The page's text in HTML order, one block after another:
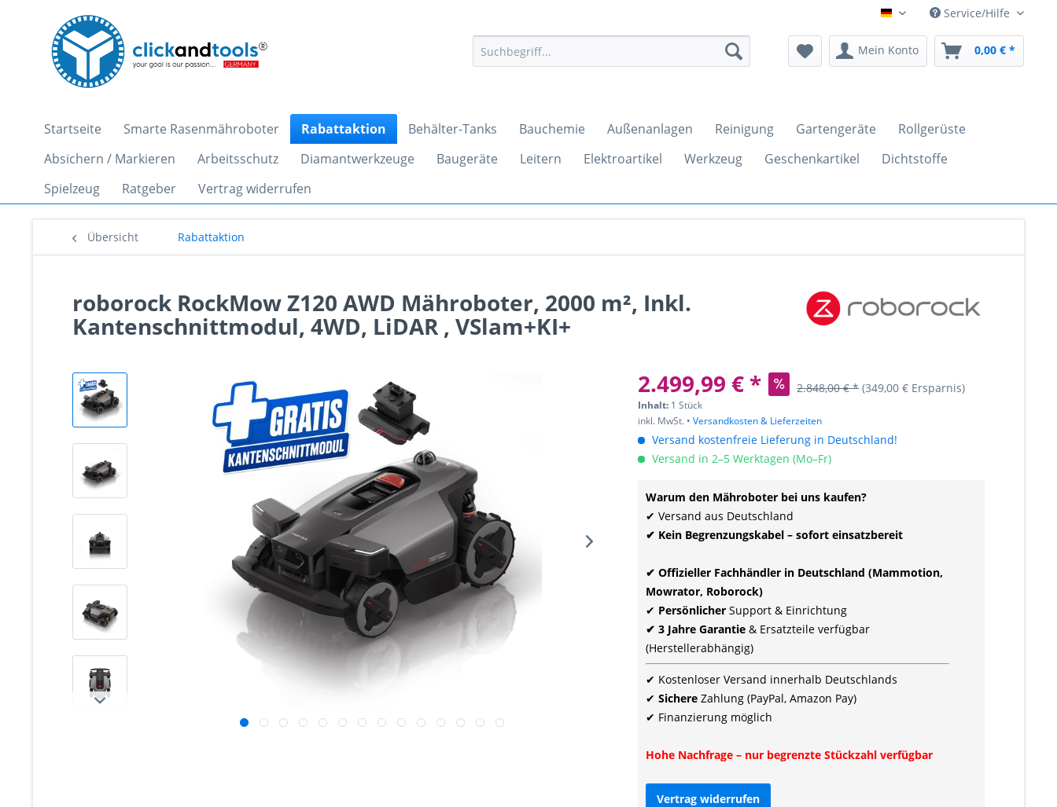
clickandtools.deService/Hilfe
Mein Konto 0,00 € *
Startseite Smarte Rasenmähroboter Rabattaktion Behälter-Tanks Bauchemie Außenanlagen Reinigung Gartengeräte
Rollgerüste
Absichern / Markieren
Arbeitsschutz Diamantwerkzeuge Baugeräte Leitern Elektroartikel Werkzeug Geschenkartikel
Dichtstoffe
Spielzeug
Ratgeber Vertrag widerrufen
Übersicht Rabattaktion
roborock RockMow Z120 AWD Mähroboter, 2000 m², Inkl.
Kantenschnittmodul, 4WD, LiDAR , VSlam+KI+
2.499,99 € *
2.848,00 € * (349,00 € Ersparnis)
Inhalt: 1 Stück
inkl. MwSt. •Versandkosten & Lieferzeiten
Versand kostenfreie Lieferung in Deutschland!
Versand in 2–5 Werktagen (Mo–Fr)
Warum den Mähroboter bei uns kaufen?
✔ Versand aus Deutschland
✔ Kein Begrenzungskabel – sofort einsatzbereit
✔ Offizieller Fachhändler in Deutschland (Mammotion,
Mowrator, Roborock)
✔ PersönlicherSupport & Einrichtung
✔ 3 Jahre Garantie & Ersatzteile verfügbar
(Herstellerabhängig)
✔ Kostenloser Versand innerhalb Deutschlands
✔SichereZahlung (PayPal, Amazon Pay)
✔ Finanzierung möglich
Hohe Nachfrage – nur begrenzte Stückzahl verfügbar
Vertrag widerrufen